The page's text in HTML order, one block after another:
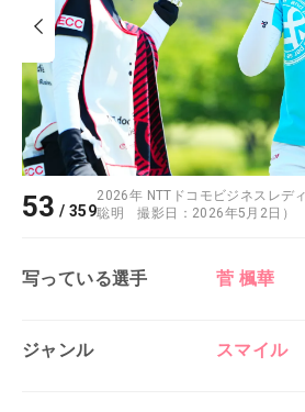
53 /359
2026年 NTTドコモビジネスレデ
聡明 撮影日：2026年5月2日）
写っている選手 菅 楓華
ジャンル スマイル